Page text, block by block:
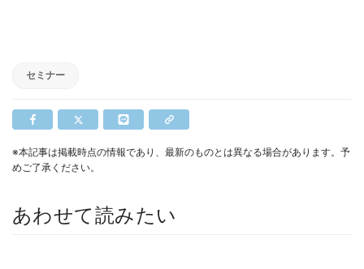
セミナー
※本記事は掲載時点の情報であり、最新のものとは異なる場合があります。予
めご了承ください。
あわせて読みたい